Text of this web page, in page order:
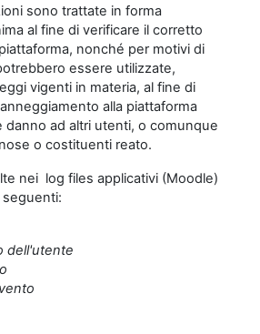
sono trattate in forma
al fine di verificare il corretto
nonché per motivi di
essere utilizzate,
vigenti in materia, al fine di
alla piattaforma
danno ad altri utenti, o comunque
o costituenti reato.
nei log files applicativi (Moodle)
dell'utente